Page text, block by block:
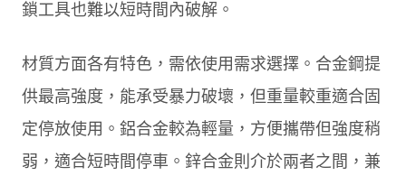
鎖工具也難以短時間內破解。
材質方面各有特色，需依使用需求選擇。合金鋼提
供最高強度，能承受暴力破壞，但重量較重適合固
定停放使用。鋁合金較為輕量，方便攜帶但強度稍
弱，適合短時間停車。鋅合金則介於兩者之間，兼